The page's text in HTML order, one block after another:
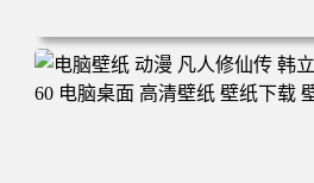
电脑壁纸 动漫角色 卡通场景 夏日
年回忆 荷塘荷叶 蜡笔小新 电脑桌面